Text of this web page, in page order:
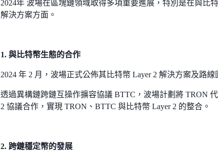
2024年 波場在區塊鏈領域取得多項重要進展，特別是在與比
解決方案方面。
1. 與比特幣生態的合作
2024 年 2 月，波場正式公佈其比特幣 Layer 2 解決方案及路
透過異構鏈跨鏈互操作擴容協議 BTTC，波場計劃將 TRON
2 協議合作，實現 TRON、BTTC 與比特幣 Layer 2 的整合。
2. 跨鏈穩定幣的發展